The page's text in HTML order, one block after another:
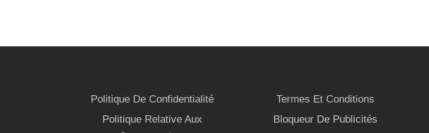
Politique De Confidentialité
Politique Relative Aux
Termes Et Conditions
Bloqueur De Publicités